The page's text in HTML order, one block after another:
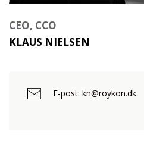
CEO, CCO
KLAUS NIELSEN
E-post: kn@roykon.dk